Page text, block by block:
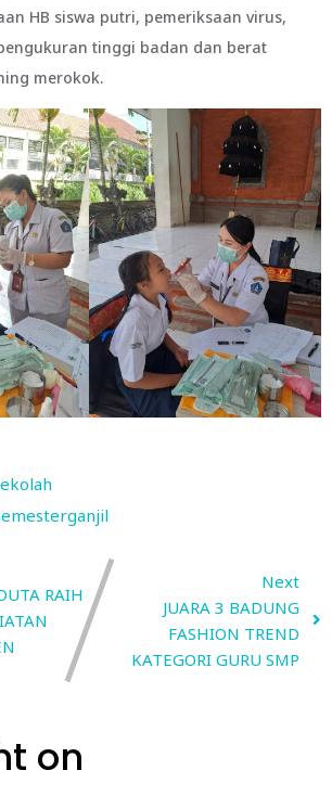
HB siswa putri, pemeriksaan virus,
tinggi badan dan berat
merokok.
RAIH
Next
JUARA 3 BADUNG
FASHION TREND
KATEGORI GURU SMP
on